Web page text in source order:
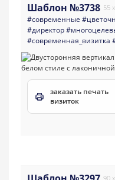
Шаблон №3738 55
#современные
#директор
#современная_визитка
заказать печать
визиток
90